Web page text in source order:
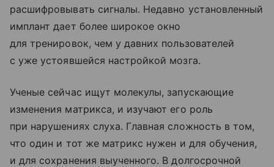
расшифровывать сигналы. Недавно установленный
имплант дает более широкое окно
для тренировок, чем у давних пользователей
с уже устоявшейся настройкой мозга.
Ученые сейчас ищут молекулы, запускающие
изменения матрикса, и изучают его роль
при нарушениях слуха. Главная сложность в том,
что один и тот же матрикс нужен и для обучения,
и для сохранения выученного. В долгосрочной